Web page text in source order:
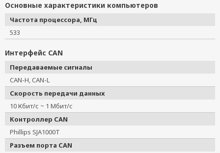
Основные характеристики компьютеров
Частота процессора, МГц
533
Интерфейс CAN
Передаваемые сигналы
CAN-H, CAN-L
Скорость передачи данных
10 Кбит/с ~ 1 Мбит/с
Контроллер CAN
Phillips SJA1000T
Разъем порта CAN